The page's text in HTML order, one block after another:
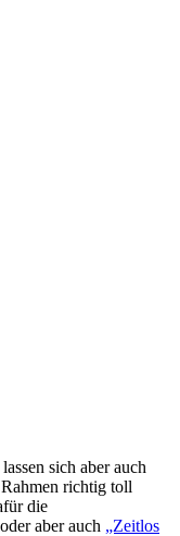
sich aber auch
richtig toll
die
oder aber auch „Zeitlos